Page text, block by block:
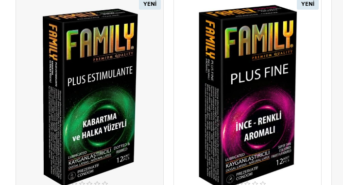
YENI YENI